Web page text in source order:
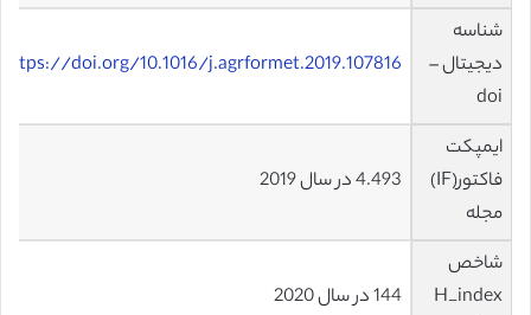
شناسه
دیجیتال –
doi
https://doi.org/10.1016/j.agrformet.2019.107816
ایمپکت
فاکتور(IF)
مجله
4.493 در سال 2019
شاخص
H_index
144 در سال 2020